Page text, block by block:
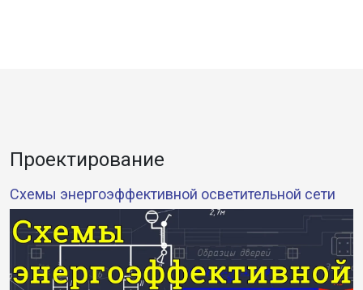
Проектирование
Cхемы энергоэффективной осветительной сети